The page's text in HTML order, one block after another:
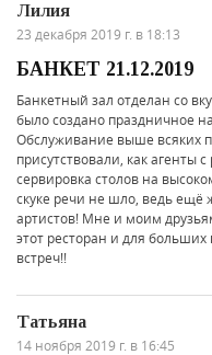
Лилия
23 декабря 2019 г. в 18:13
БАНКЕТ 21.12.2019
Банкетный зал отделан со
было создано праздничное
Обслуживание выше всяких
присутствовали, как агенты
сервировка столов на
скуке речи не шло, ведь ещё
артистов! Мне и моим
этот ресторан и для
встреч!!
Татьяна
14 ноября 2019 г. в 16:45